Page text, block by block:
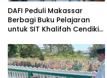
DAFI Peduli Makassar
Berbagi Buku Pelajaran
untuk SIT Khalifah Cendikia
Maros